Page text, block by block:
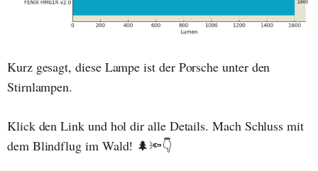
Kurz gesagt, diese Lampe ist der Porsche unter den
Stirnlampen.
Klick den Link und hol dir alle Details. Mach Schluss mit
dem Blindflug im Wald! 🌲🔦👇